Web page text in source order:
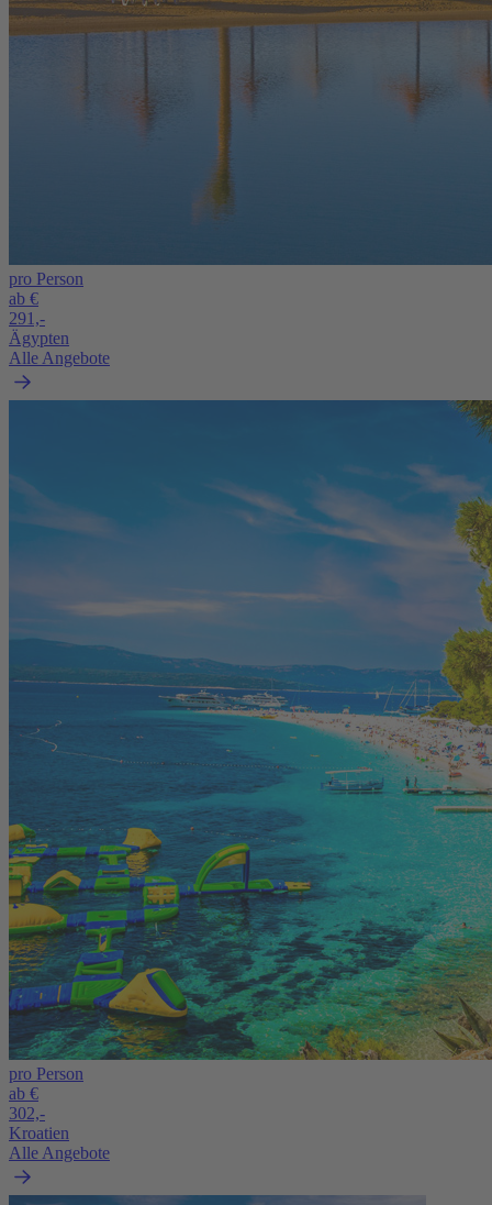
pro Person
ab €
291,-
Ägypten
Alle Angebote
pro Person
ab €
302,-
Kroatien
Alle Angebote